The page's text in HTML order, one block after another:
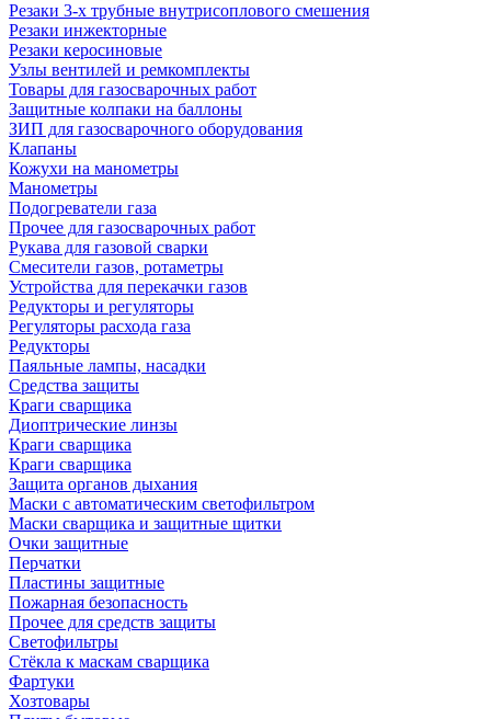
Резаки 3-х трубные внутрисоплового смешения
Резаки инжекторные
Резаки керосиновые
Узлы вентилей и ремкомплекты
Товары для газосварочных работ
Защитные колпаки на баллоны
ЗИП для газосварочного оборудования
Клапаны
Кожухи на манометры
Манометры
Подогреватели газа
Прочее для газосварочных работ
Рукава для газовой сварки
Смесители газов, ротаметры
Устройства для перекачки газов
Редукторы и регуляторы
Регуляторы расхода газа
Редукторы
Паяльные лампы, насадки
Средства защиты
Краги сварщика
Диоптрические линзы
Краги сварщика
Краги сварщика
Защита органов дыхания
Маски с автоматическим светофильтром
Маски сварщика и защитные щитки
Очки защитные
Перчатки
Пластины защитные
Пожарная безопасность
Прочее для средств защиты
Светофильтры
Стёкла к маскам сварщика
Фартуки
Хозтовары